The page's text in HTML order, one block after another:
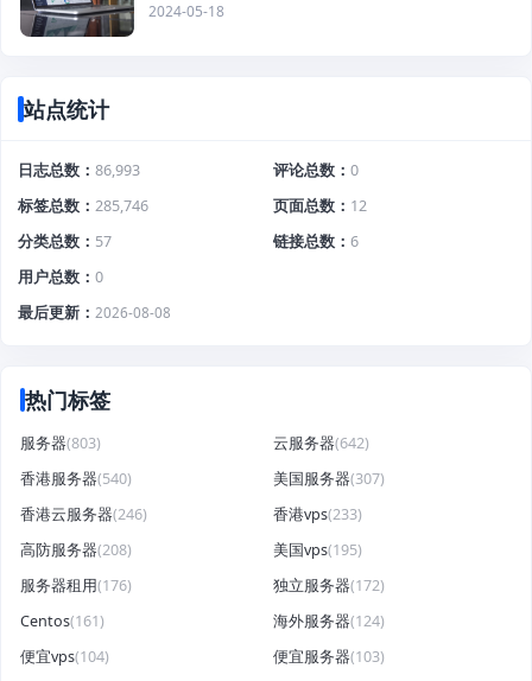
2024-05-18
站点统计
日志总数 86,993 评论总数
0
标签总数
285,746 页面总数
12
分类总数
57 链接总数
6
用户总数
0
最后更新
2026-08-08
热门标签
服务器(803) 云服务器(642)
香港服务器(540) 美国服务器(307)
香港云服务器(246) 香港vps(233)
高防服务器(208) 美国vps(195)
服务器租用(176) 独立服务器(172)
Centos(161) 海外服务器(124)
便宜vps(104) 便宜服务器(103)